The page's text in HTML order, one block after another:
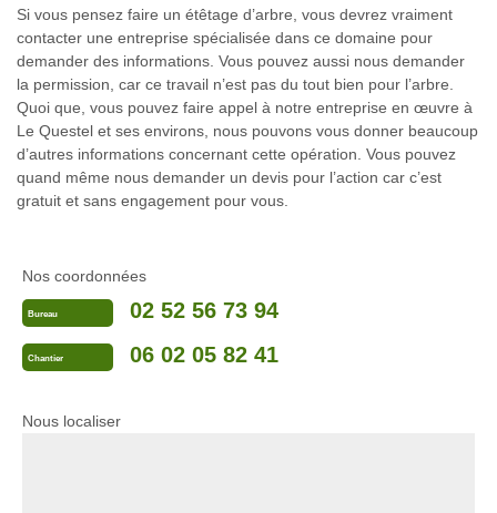
Si vous pensez faire un étêtage d’arbre, vous devrez vraiment
contacter une entreprise spécialisée dans ce domaine pour
demander des informations. Vous pouvez aussi nous demander
la permission, car ce travail n’est pas du tout bien pour l’arbre.
Quoi que, vous pouvez faire appel à notre entreprise en œuvre à
Le Questel et ses environs, nous pouvons vous donner beaucoup
d’autres informations concernant cette opération. Vous pouvez
quand même nous demander un devis pour l’action car c’est
gratuit et sans engagement pour vous.
Nos coordonnées
Bureau 02 52 56 73 94
Chantier 06 02 05 82 41
Nous localiser